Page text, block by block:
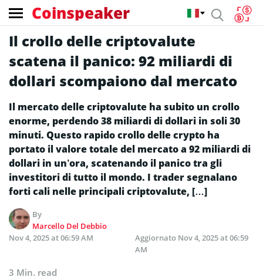
Coinspeaker
Il crollo delle criptovalute
scatena il panico: 92 miliardi di
dollari scompaiono dal mercato
Il mercato delle criptovalute ha subito un crollo
enorme, perdendo 38 miliardi di dollari in soli 30
minuti. Questo rapido crollo delle crypto ha
portato il valore totale del mercato a 92 miliardi di
dollari in un’ora, scatenando il panico tra gli
investitori di tutto il mondo. I trader segnalano
forti cali nelle principali criptovalute, […]
By
Marcello Del Debbio
Nov 4, 2025 at 06:59 AM
Aggiornato Nov 4, 2025 at 06:59
AM
3 Min. read